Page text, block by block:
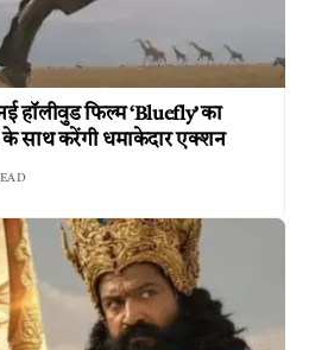
हॉलीवुड फिल्म ‘Bluefly’ का
साथ करेंगी धमाकेदार एक्शन